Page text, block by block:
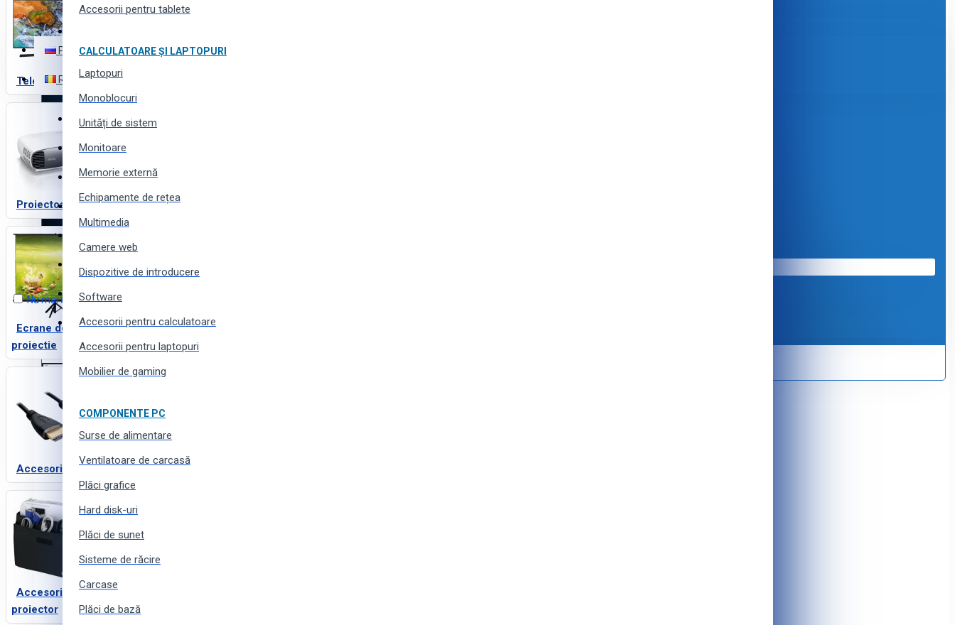
Nu mai arătați acest mesaj
Toate produsele
Instrumente (scule) și utilaj
Echipamente și instalații
Produse pentru business
Produse pentru casă și grădină
Produse pentru toată familia
Produse sportive, pentru tourism și camping
Haine, încălțăminte și accesorii
Română
Русский
Română
Favorite
Comparare
Coș
Coșul este gol!
Accesorii pentru tablete
CALCULATOARE ȘI LAPTOPURI
Laptopuri
Monoblocuri
Unități de sistem
Monitoare
Memorie externă
Echipamente de rețea
Multimedia
Camere web
Dispozitive de introducere
Software
Accesorii pentru calculatoare
Accesorii pentru laptopuri
Mobilier de gaming
COMPONENTE PC
Surse de alimentare
Ventilatoare de carcasă
Plăci grafice
Hard disk-uri
Plăci de sunet
Sisteme de răcire
Carcase
Plăci de bază
Televizoare
Proiectoare
Ecrane de
proiectie
Accesorii TV
Accesorii
proiector